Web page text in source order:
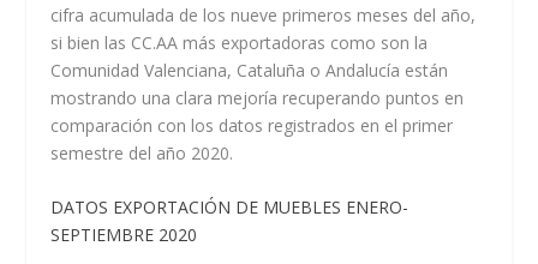
cifra acumulada de los nueve primeros meses del año,
si bien las CC.AA más exportadoras como son la
Comunidad Valenciana, Cataluña o Andalucía están
mostrando una clara mejoría recuperando puntos en
comparación con los datos registrados en el primer
semestre del año 2020.
DATOS EXPORTACIÓN DE MUEBLES ENERO-
SEPTIEMBRE 2020